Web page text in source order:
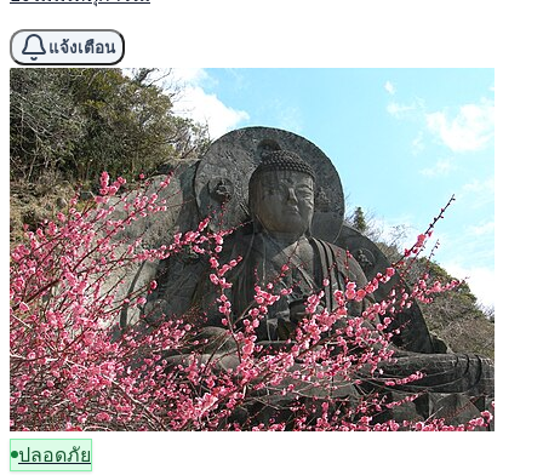
แจ้งเตือน
ปลอดภัย